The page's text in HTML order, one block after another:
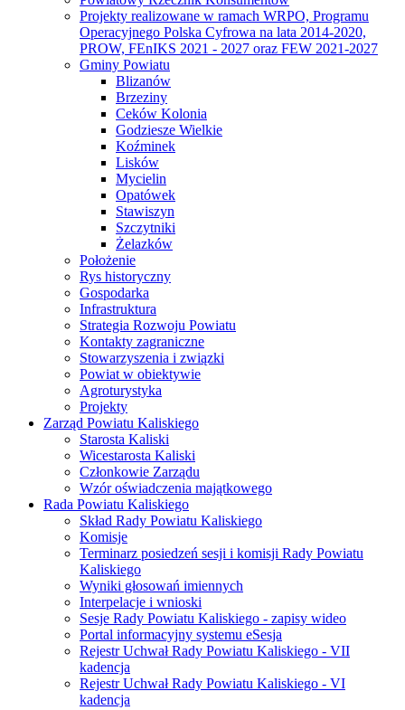
Projekty realizowane w ramach WRPO, Programu
Operacyjnego Polska Cyfrowa na lata 2014-2020,
PROW, FEnIKS 2021 - 2027 oraz FEW 2021-2027
Gminy Powiatu
Blizanów
Brzeziny
Ceków Kolonia
Godziesze Wielkie
Koźminek
Lisków
Mycielin
Opatówek
Stawiszyn
Szczytniki
Żelazków
Położenie
Rys historyczny
Gospodarka
Infrastruktura
Strategia Rozwoju Powiatu
Kontakty zagraniczne
Stowarzyszenia i związki
Powiat w obiektywie
Agroturystyka
Projekty
Zarząd Powiatu Kaliskiego
Starosta Kaliski
Wicestarosta Kaliski
Członkowie Zarządu
Wzór oświadczenia majątkowego
Rada Powiatu Kaliskiego
Skład Rady Powiatu Kaliskiego
Komisje
Terminarz posiedzeń sesji i komisji Rady Powiatu
Kaliskiego
Wyniki głosowań imiennych
Interpelacje i wnioski
Sesje Rady Powiatu Kaliskiego - zapisy wideo
Portal informacyjny systemu eSesja
Rejestr Uchwał Rady Powiatu Kaliskiego - VII
kadencja
Rejestr Uchwał Rady Powiatu Kaliskiego - VI
kadencja